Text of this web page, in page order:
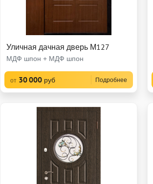
Уличная дачная дверь М127
МДФ шпон + МДФ шпон
от 30 000 руб Подробнее